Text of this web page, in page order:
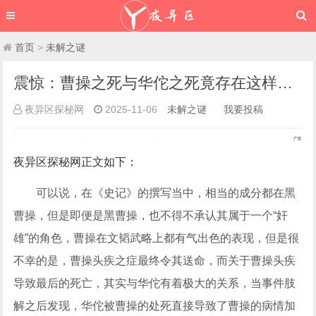
首页 > 未解之谜
震惊：曹操之死与华佗之死竟存在这样的联系?-夜异区网
夜异区探秘网 2025-11-06 未解之谜 我要投稿
夜异区探秘网 正文如下 ：
可以说，在《史记》的撰写当中，相当的成分都在黑
曹操，但是即便是黑曹操，也不得不承认其属于一个“奸
雄”的角色，曹操在文韬武略上都有气出色的表现，但是很
不幸的是，曹操头疾之症最终令其送命，而关于曹操头疾
导致最后的死亡，其实与华佗有着极大的关系，当事件肢
解之后发现，华佗被曹操的处死直接导致了曹操的病情加